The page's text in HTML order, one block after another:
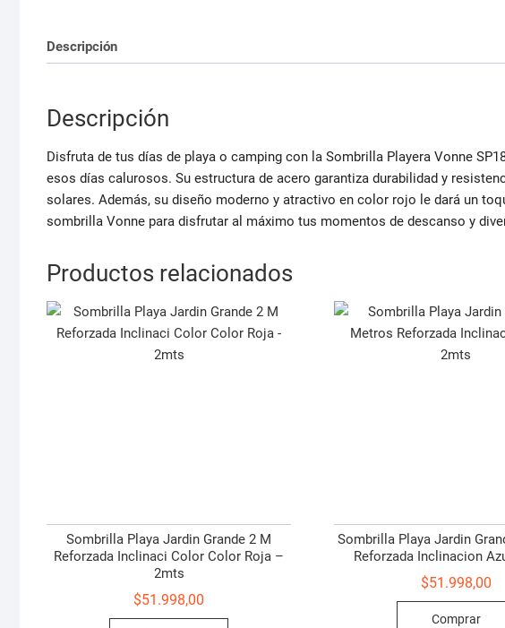
Descripción
Descripción
Disfruta de tus días de playa o camping con la Sombrilla Playera Vonne
esos días calurosos. Su estructura de acero garantiza durabilidad y
solares. Además, su diseño moderno y atractivo en color rojo le dará un
sombrilla Vonne para disfrutar al máximo tus momentos de descanso y
Productos relacionados
Sombrilla Playa Jardin Grande 2 M
Reforzada Inclinaci Color Color Roja –
2mts
$51.998,00
Sombrilla Playa Jardin
Reforzada Inclinacion
$51.998,00
Comprar